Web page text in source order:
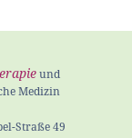
und
Medizin
Straße 49